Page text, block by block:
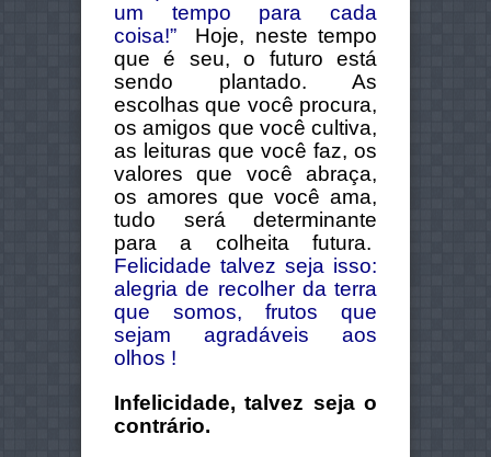
um tempo para cada
coisa!”
Hoje, neste tempo
que é seu, o futuro está
sendo plantado. As
escolhas que você procura,
os amigos que você cultiva,
as leituras que você faz, os
valores que você abraça,
os amores que você ama,
tudo será determinante
para a colheita futura.
Felicidade talvez seja isso:
alegria de recolher da terra
que somos, frutos que
sejam agradáveis aos
olhos !
Infelicidade, talvez seja o
contrário.